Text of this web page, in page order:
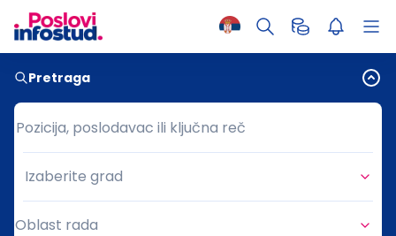
Pretraga
Pozicija, poslodavac ili ključna reč
Pozicija, poslodavac ili ključna reč
Grad
Izaberite grad
Oblast rada